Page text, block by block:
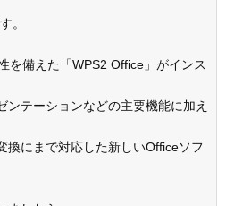
。
を備えた「WPS2 Office」がインス
ンテーションなどの主要機能に加え
換にまで対応した新しいOfficeソフ